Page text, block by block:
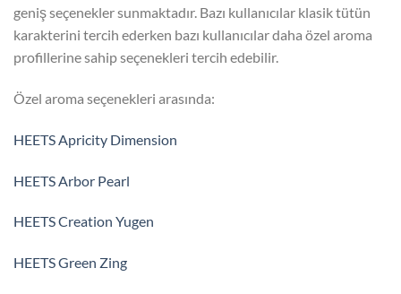
geniş seçenekler sunmaktadır. Bazı kullanıcılar klasik tütün
karakterini tercih ederken bazı kullanıcılar daha özel aroma
profillerine sahip seçenekleri tercih edebilir.
Özel aroma seçenekleri arasında:
HEETS Apricity Dimension
HEETS Arbor Pearl
HEETS Creation Yugen
HEETS Green Zing